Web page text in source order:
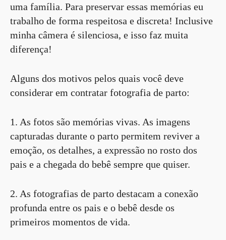
uma família. Para preservar essas memórias eu
trabalho de forma respeitosa e discreta! Inclusive
minha câmera é silenciosa, e isso faz muita
diferença!
Alguns dos motivos pelos quais você deve
considerar em contratar fotografia de parto:
1. As fotos são memórias vivas. As imagens
capturadas durante o parto permitem reviver a
emoção, os detalhes, a expressão no rosto dos
pais e a chegada do bebê sempre que quiser.
2. As fotografias de parto destacam a conexão
profunda entre os pais e o bebê desde os
primeiros momentos de vida.